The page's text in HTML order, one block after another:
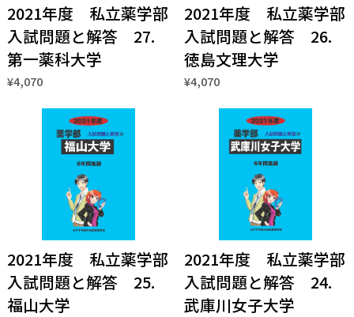
2021年度 私立薬学部
入試問題と解答 27.
第一薬科大学
¥4,070
2021年度 私立薬学部
入試問題と解答 26.
徳島文理大学
¥4,070
2021年度 私立薬学部
入試問題と解答 25.
福山大学
2021年度 私立薬学部
入試問題と解答 24.
武庫川女子大学